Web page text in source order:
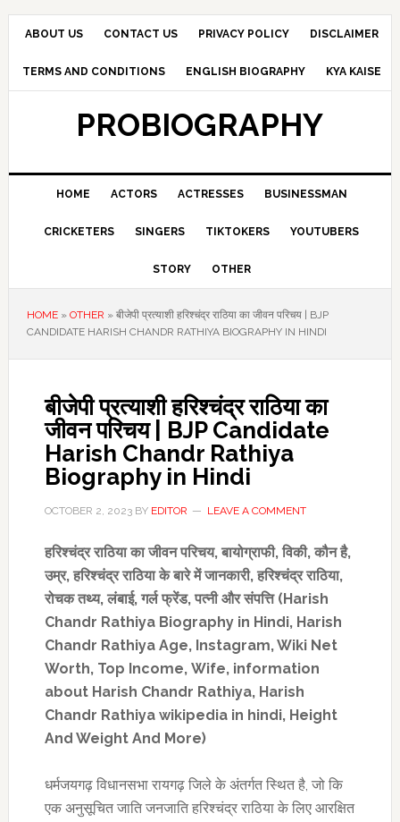
Skip
navigation
Skip
content
Skip
sidebar
ABOUT US CONTACT US PRIVACY POLICY DISCLAIMER
TERMS AND CONDITIONS ENGLISH BIOGRAPHY KYA KAISE
PROBIOGRAPHY
HOME ACTORS ACTRESSES BUSINESSMAN
CRICKETERS SINGERS TIKTOKERS YOUTUBERS
STORY OTHER
HOME» OTHER » बीजेपी प्रत्याशी हरिश्चंद्र राठिया का जीवन परिचय | BJP
CANDIDATE HARISH CHANDR RATHIYA BIOGRAPHY IN HINDI
बीजेपी प्रत्याशी हरिश्चंद्र राठिया का
जीवन परिचय | BJP Candidate
Harish Chandr Rathiya
Biography in Hindi
OCTOBER 2, 2023BY EDITOR LEAVE A COMMENT
हरिश्चंद्र राठिया का जीवन परिचय,बायोग्राफी,विकी, कौन है,
उम्र,हरिश्चंद्र राठिया के बारे में जानकारी,हरिश्चंद्र राठिया,
रोचक तथ्य, लंबाई,गर्ल फ्रेंड,पत्नी और संपत्ति (Harish
Chandr Rathiya Biography in Hindi, Harish
Chandr Rathiya Age, Instagram, Wiki Net
Worth, Top Income, Wife,information
about Harish Chandr Rathiya, Harish
Chandr Rathiya wikipedia in hindi, Height
And Weight And More)
धर्मजयगढ़ विधानसभा रायगढ़ जिले के अंतर्गत स्थित है, जो कि
एक अनुसूचित जाति जनजाति हरिश्चंद्र राठिया के लिए आरक्षित